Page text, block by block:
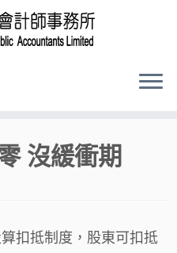
沒緩衝期
扣抵制度，股東可扣抵